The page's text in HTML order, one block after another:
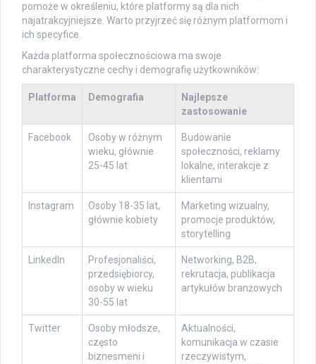
pomoże w określeniu, które platformy są dla nich
najatrakcyjniejsze. Warto przyjrzeć się różnym platformom i
ich specyfice.
Każda platforma społecznościowa ma swoje
charakterystyczne cechy i demografię użytkowników:
Platforma Demografia
Najlepsze
zastosowanie
Facebook
Osoby w różnym
wieku, głównie
25-45 lat
Budowanie
społeczności, reklamy
lokalne, interakcje z
klientami
Instagram
Osoby 18-35 lat,
głównie kobiety
Marketing wizualny,
promocje produktów,
storytelling
LinkedIn
Profesjonaliści,
przedsiębiorcy,
osoby w wieku
30-55 lat
Networking, B2B,
rekrutacja, publikacja
artykułów branżowych
Twitter
Osoby młodsze,
często
biznesmeni i
Aktualności,
komunikacja w czasie
rzeczywistym,